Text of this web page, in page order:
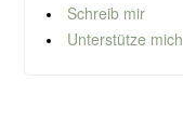
Schreib mir
Unterstütze mich